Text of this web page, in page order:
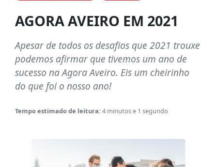
AGORA AVEIRO EM 2021
Apesar de todos os desafios que 2021 trouxe
podemos afirmar que tivemos um ano de
sucesso na Agora Aveiro. Eis um cheirinho
do que foi o nosso ano!
Tempo estimado de leitura: 4 minutos e 1 segundo